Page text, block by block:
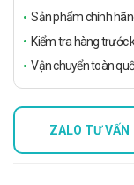
Sản phẩm chính
Kiểm tra hàng trước
Vận chuyển toàn
ZALO TƯ VẤN